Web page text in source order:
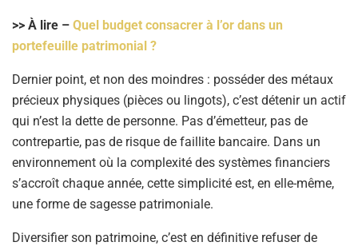
>> À lire – Quel budget consacrer à l’or dans un
portefeuille patrimonial ?
Dernier point, et non des moindres : posséder des métaux
précieux physiques (pièces ou lingots), c’est détenir un actif
qui n’est la dette de personne. Pas d’émetteur, pas de
contrepartie, pas de risque de faillite bancaire. Dans un
environnement où la complexité des systèmes financiers
s’accroît chaque année, cette simplicité est, en elle-même,
une forme de sagesse patrimoniale.
Diversifier son patrimoine, c’est en définitive refuser de